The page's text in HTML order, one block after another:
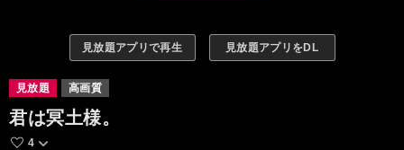
見放題アプリで再生 見放題アプリをDL
見放題 高画質
君は冥土様。
4